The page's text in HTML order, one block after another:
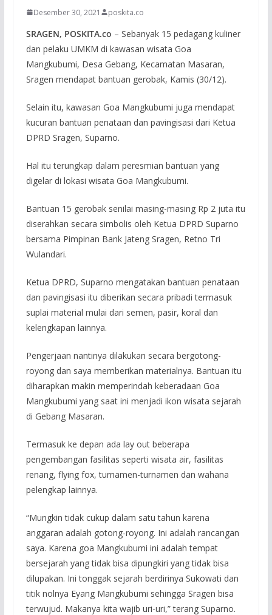
Desember 30, 2021 poskita.co
SRAGEN, POSKITA.co – Sebanyak 15 pedagang kuliner
dan pelaku UMKM di kawasan wisata Goa
Mangkubumi, Desa Gebang, Kecamatan Masaran,
Sragen mendapat bantuan gerobak, Kamis (30/12).
Selain itu, kawasan Goa Mangkubumi juga mendapat
kucuran bantuan penataan dan pavingisasi dari Ketua
DPRD Sragen, Suparno.
Hal itu terungkap dalam peresmian bantuan yang
digelar di lokasi wisata Goa Mangkubumi.
Bantuan 15 gerobak senilai masing-masing Rp 2 juta itu
diserahkan secara simbolis oleh Ketua DPRD Suparno
bersama Pimpinan Bank Jateng Sragen, Retno Tri
Wulandari.
Ketua DPRD, Suparno mengatakan bantuan penataan
dan pavingisasi itu diberikan secara pribadi termasuk
suplai material mulai dari semen, pasir, koral dan
kelengkapan lainnya.
Pengerjaan nantinya dilakukan secara bergotong-
royong dan saya memberikan materialnya. Bantuan itu
diharapkan makin memperindah keberadaan Goa
Mangkubumi yang saat ini menjadi ikon wisata sejarah
di Gebang Masaran.
Termasuk ke depan ada lay out beberapa
pengembangan fasilitas seperti wisata air, fasilitas
renang, flying fox, turnamen-turnamen dan wahana
pelengkap lainnya.
“Mungkin tidak cukup dalam satu tahun karena
anggaran adalah gotong-royong. Ini adalah rancangan
saya. Karena goa Mangkubumi ini adalah tempat
bersejarah yang tidak bisa dipungkiri yang tidak bisa
dilupakan. Ini tonggak sejarah berdirinya Sukowati dan
titik nolnya Eyang Mangkubumi sehingga Sragen bisa
terwujud. Makanya kita wajib uri-uri,” terang Suparno.